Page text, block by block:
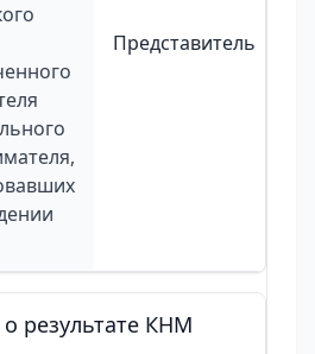
Представитель
результате КНМ